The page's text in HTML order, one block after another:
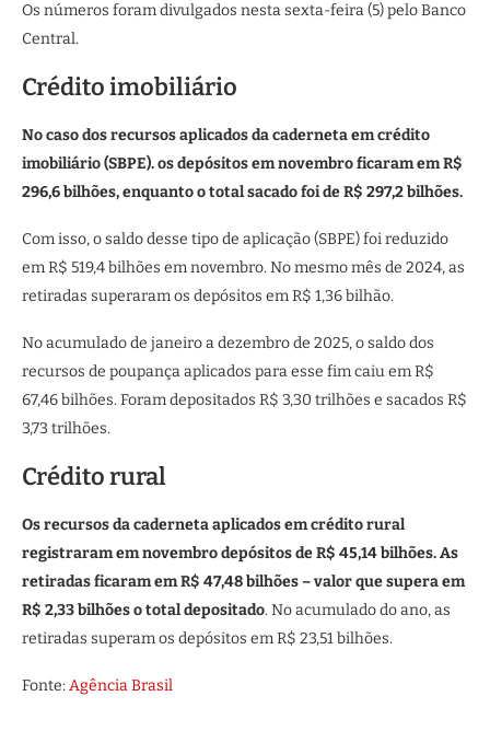
Os números foram divulgados nesta sexta-feira (5) pelo Banco
Central.
Crédito imobiliário
No caso dos recursos aplicados da caderneta em crédito
imobiliário (SBPE). os depósitos em novembro ficaram em R$
296,6 bilhões, enquanto o total sacado foi de R$ 297,2 bilhões.
Com isso, o saldo desse tipo de aplicação (SBPE) foi reduzido
em R$ 519,4 bilhões em novembro. No mesmo mês de 2024, as
retiradas superaram os depósitos em R$ 1,36 bilhão.
No acumulado de janeiro a dezembro de 2025, o saldo dos
recursos de poupança aplicados para esse fim caiu em R$
67,46 bilhões. Foram depositados R$ 3,30 trilhões e sacados R$
3,73 trilhões.
Crédito rural
Os recursos da caderneta aplicados em crédito rural
registraram em novembro depósitos de R$ 45,14 bilhões. As
retiradas ficaram em R$ 47,48 bilhões – valor que supera em
R$ 2,33 bilhões o total depositado. No acumulado do ano, as
retiradas superam os depósitos em R$ 23,51 bilhões.
Fonte: Agência Brasil